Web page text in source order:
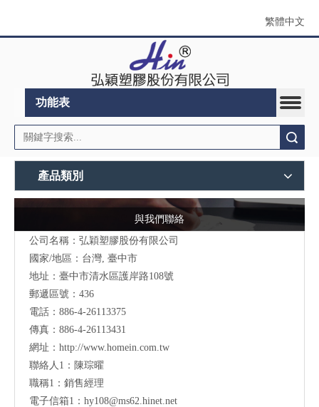
繁體中文
功能表
產品類別
與我們聯絡
公司名稱：弘穎塑膠股份有限公司
國家/地區：台灣, 臺中市
地址：臺中市清水區護岸路108號
郵遞區號：436
電話：886-4-26113375
傳真：886-4-26113431
網址： http://www.homein.com.tw
聯絡人1：陳琮曜
職稱1：銷售經理
電子信箱1： hy108@ms62.hinet.net